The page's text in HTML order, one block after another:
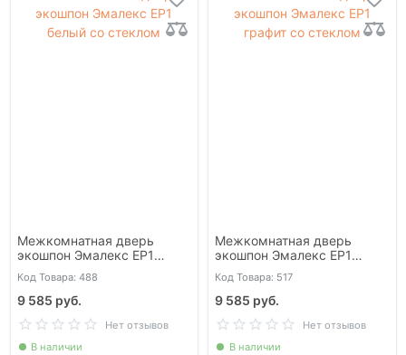
Межкомнатная дверь
экошпон Эмалекс ЕР1
белый со стеклом
Код Товара: 488
9 585 руб.
Нет отзывов
В наличии
Межкомнатная дверь
экошпон Эмалекс ЕР1
Код Товара: 517
9 585 руб.
Нет отзывов
В наличии